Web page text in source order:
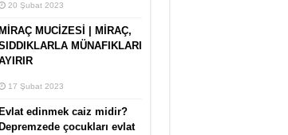
20 Şubat 2023
MİRAÇ MUCİZESİ | MİRAÇ,
MÜNAFIKLARI
17 Şubat 2023
Evlat edinmek caiz midir?
Depremzede çocukları evlat